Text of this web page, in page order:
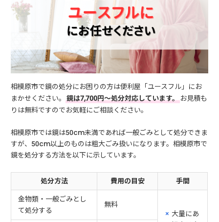
相模原市で鏡の処分にお困りの方は便利屋「ユースフル」にお
まかせください。鏡は7,700円～処分対応しています。お見積も
りは無料ですのでお気軽にご相談ください。
相模原市では鏡は50cm未満であれば一般ごみとして処分できま
すが、50cm以上のものは粗大ごみ扱いになります。相模原市で
鏡を処分する方法を以下に示しています。
処分方法 費用の目安
手間
金物類・一般ごみとし
て処分する
無料
× 大量にあ